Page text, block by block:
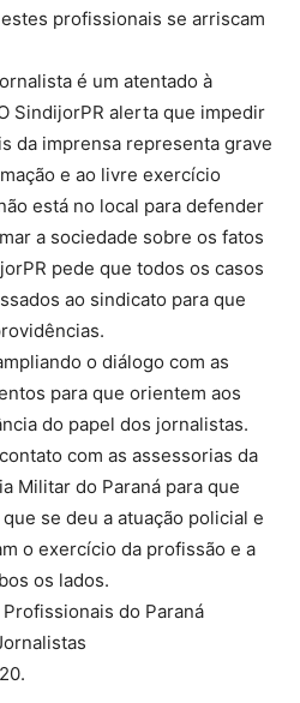
profissionais se arriscam
é um atentado à
SindijorPR alerta que impedir
da imprensa representa grave
e ao livre exercício
está no local para defender
a sociedade sobre os fatos
pede que todos os casos
ao sindicato para que
o diálogo com as
para que orientem aos
do papel dos jornalistas.
com as assessorias da
Militar do Paraná para que
se deu a atuação policial e
o exercício da profissão e a
os lados.
do Paraná